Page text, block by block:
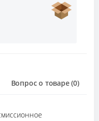
Вопрос о товаре (0)